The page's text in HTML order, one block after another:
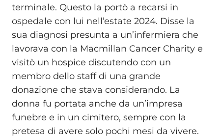
terminale. Questo la portò a recarsi in
ospedale con lui nell’estate 2024. Disse la
sua diagnosi presunta a un’infermiera che
lavorava con la Macmillan Cancer Charity e
visitò un hospice discutendo con un
membro dello staff di una grande
donazione che stava considerando. La
donna fu portata anche da un’impresa
funebre e in un cimitero, sempre con la
pretesa di avere solo pochi mesi da vivere.